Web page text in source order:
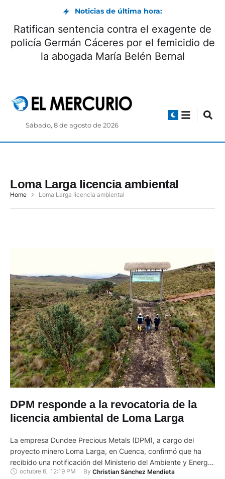
Noticias de última hora:
Ratifican sentencia contra el exagente de
policía Germán Cáceres por el femicidio de
la abogada María Belén Bernal
Sábado, 8 de agosto de 2026
Loma Larga licencia ambiental
Home Loma Larga licencia ambiental
DPM responde a la revocatoria de la
licencia ambiental de Loma Larga
La empresa Dundee Precious Metals (DPM), a cargo del
proyecto minero Loma Larga, en Cuenca, confirmó que ha
recibido una notificación del Ministerio del Ambiente y Energía
sobre la revocatoria de la licencia ambiental. Lo hizo mediante
octubre 6, 12:19 PM By Christian Sánchez Mendieta